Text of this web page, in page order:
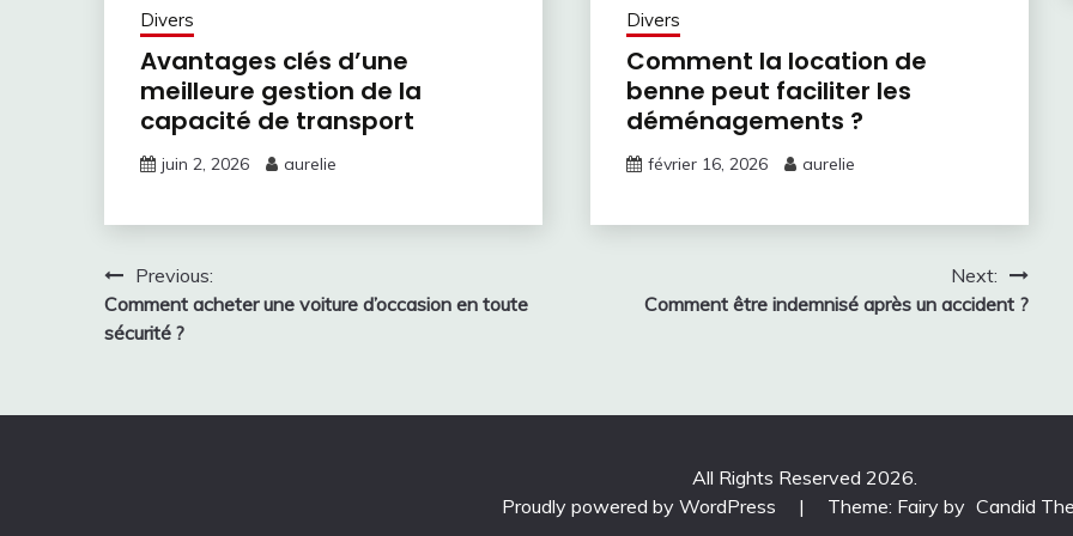
Divers
Avantages clés d’une
meilleure gestion de la
capacité de transport
juin 2, 2026 aurelie
Divers
Comment la location de
benne peut faciliter les
déménagements ?
février 16, 2026 aurelie
Navigation
de
Previous:
Comment acheter une voiture d’occasion en toute
sécurité ?
Next:
Comment être indemnisé après un accident ?
All Rights Reserved 2026.
Proudly powered by WordPress
| Theme: Fairy by Candid